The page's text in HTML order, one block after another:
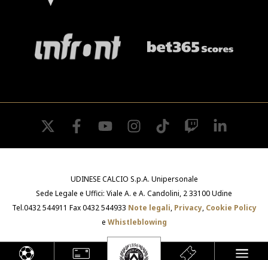
twitter facebookyoutube instagramtiktok twitch
UDINESE CALCIO S.p.A. Unipersonale
Sede Legale e Uffici: Viale A. e A. Candolini, 2 33100 Udine
Tel.0432 544911 Fax 0432 544933 Note legali, Privacy, Cookie Policy
e Whistleblowing